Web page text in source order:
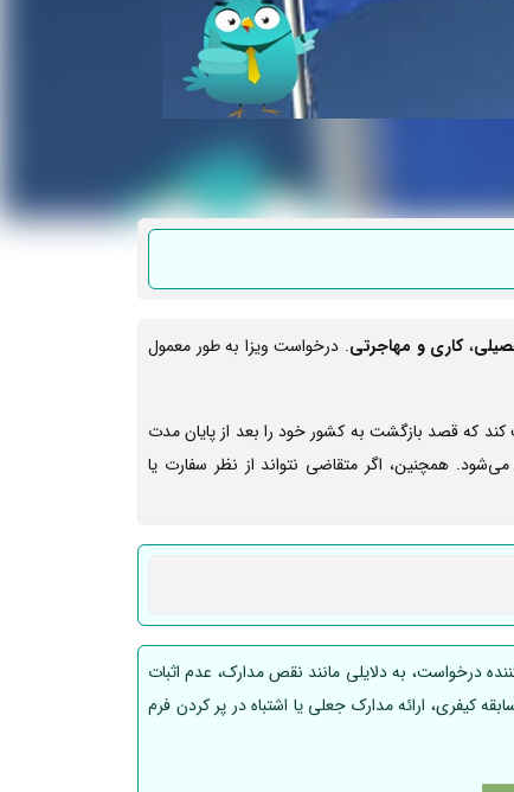
،کاری و مهاجرتی. درخواست ویزا به طور معمول
کند که قصد بازگشت به کشور خود را بعد از پایان مدت
می‌شود. همچنین، اگر متقاضی نتواند از نظر سفارت یا
درخواست، به دلایلی مانند نقص مدارک، عدم اثبات
کیفری، ارائه مدارک جعلی یا اشتباه در پر کردن فرم